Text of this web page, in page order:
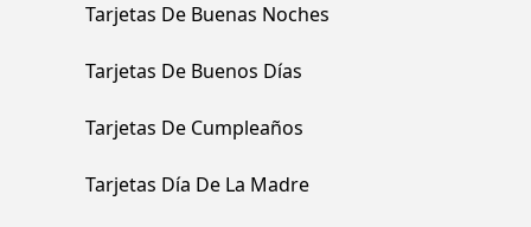
Tarjetas De Buenas Noches
Tarjetas De Buenos Días
Tarjetas De Cumpleaños
Tarjetas Día De La Madre